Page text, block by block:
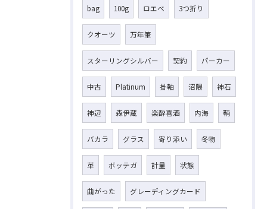
bag 100g ロエベ 3つ折り
クオーツ 万年筆
スターリングシルバー 契約 パーカー
中古 Platinum 掛軸 沼隈 神石
神辺 森伊蔵 楽酔喜酒 内海 鞆
バカラ グラス 寄り添い 冬物
革 ボッテガ 計量 状態
曲がった グレーディングカード